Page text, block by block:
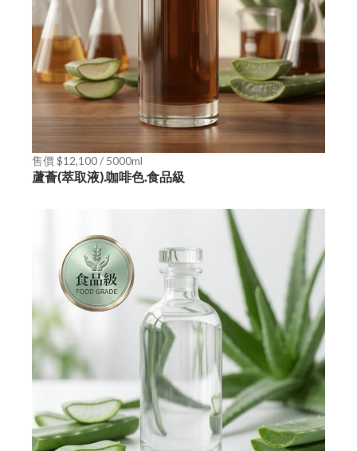
售價 $12,100 / 5000ml
蘆薈(萃取液).咖啡色.食品級